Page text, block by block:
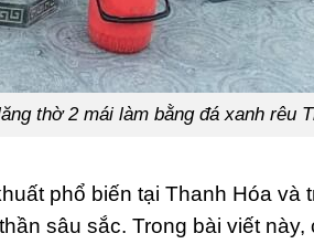
thờ 2 mái làm bằng đá xanh rêu
phổ biến tại Thanh Hóa và
sâu sắc. Trong bài viết